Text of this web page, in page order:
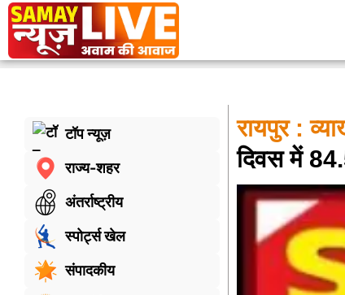
टॉप न्यूज़
राज्य-शहर
अंतर्राष्ट्रीय
स्पोर्ट्स खेल
संपादकीय
रायपुर :
दिवस में